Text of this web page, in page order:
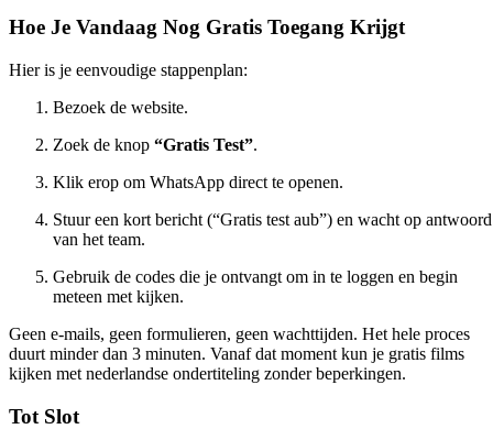
Hoe Je Vandaag Nog Gratis Toegang Krijgt
Hier is je eenvoudige stappenplan:
Bezoek de website.
Zoek de knop “Gratis Test”.
Klik erop om WhatsApp direct te openen.
Stuur een kort bericht (“Gratis test aub”) en wacht op antwoord
van het team.
Gebruik de codes die je ontvangt om in te loggen en begin
meteen met kijken.
Geen e-mails, geen formulieren, geen wachttijden. Het hele proces
duurt minder dan 3 minuten. Vanaf dat moment kun je gratis films
kijken met nederlandse ondertiteling zonder beperkingen.
Tot Slot